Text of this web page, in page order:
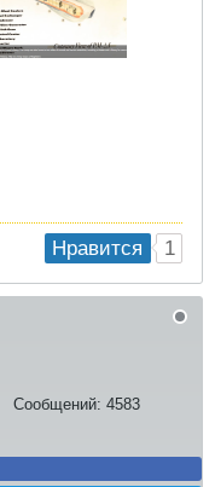
Нравится 1
Сообщений: 4583